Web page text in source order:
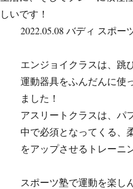
2022.05.08 バディ スポー
エンジョイクラスは、跳
運動器具をふんだんに使
ました！
アスリートクラスは、パ
中で必須となってくる、
をアップさせるトレーニ
スポーツ塾で運動を楽し